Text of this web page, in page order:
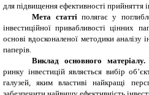
для підвищення ефективності прийняття
Мета статті полягає у
інвестиційної привабливості цінних
основі вдосконаленої методики аналізу
паперів.
Виклад основного матеріалу.
ринку інвестицій являється вибір
галузей, яким властиві найкращі